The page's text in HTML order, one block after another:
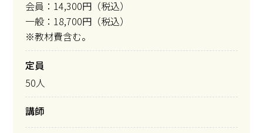
会員：14,300円（税込）
一般：18,700円（税込）
※教材費含む。
定員
50人
講師